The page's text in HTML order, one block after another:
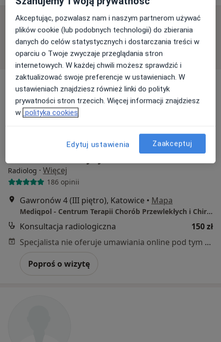
Dostępni specjaliści
Specjaliści znajdują się poza Bieruń, śląskie, w
obszarach bliskich Twojemu wyszukiwaniu.
Radiolog · Więcej
186 opinii
Gawronów 4 (III piętro), Katowice • Mapa
Mediqpol - Centrum Terapii Chorób Przewlekłych i Chirurgii Wielospecjalistycznej
Konsultacja radiologiczna
150 zł
Specjalista nie oferuje umawiania online pod tym adresem.
Poproś o wizytę
Akceptując, pozwalasz nam i naszym partnerom używać
plików cookie (lub podobnych technologii) do zbierania
danych do celów statystycznych i dostarczania treści w
oparciu o Twoje zwyczaje przeglądania stron
internetowych. W każdej chwili możesz sprawdzić i
zaktualizować swoje preferencje w ustawieniach. W
ustawieniach znajdziesz również linki do polityk
prywatności stron trzecich. Więcej informacji znajdziesz
w polityka cookies
Edytuj ustawienia Zaakceptuj